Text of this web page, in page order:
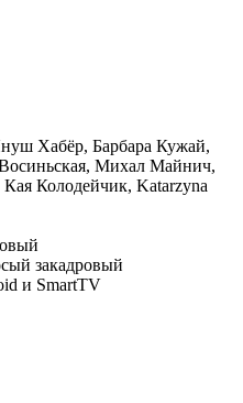
Хабёр, Барбара Кужай,
Михал Майнич,
Колодейчик, Katarzyna
закадровый
и SmartTV